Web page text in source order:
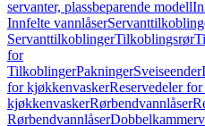
servanter, plassbeparende modell
Innfelte vannlåser
ServanttilkoblingerTilkoblingsrør
for
TilkoblingerPakningerSveiseender
for kjøkkenvaskerReservedeler
kjøkkenvaskerRørbendvannlåser
Rørbendvannlåser